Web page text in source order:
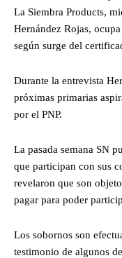
La Siembra Products,
Hernández Rojas,
según surge del
Durante la entrevista
próximas primarias
por el PNP.
La pasada semana SN
que participan con sus
revelaron que son
pagar para poder
Los sobornos son
testimonio de algunos